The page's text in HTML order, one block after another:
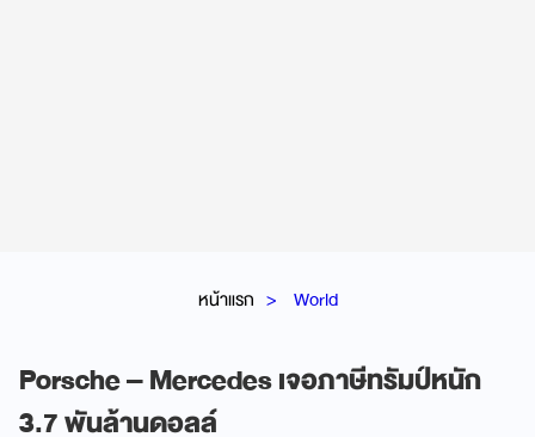
หน้าแรก World
Porsche – Mercedes เจอภาษีทรัมป์หนัก
3.7 พันล้านดอลล์